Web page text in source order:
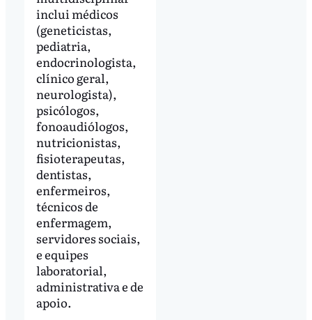
inclui médicos
(geneticistas,
pediatria,
endocrinologista,
clínico geral,
neurologista),
psicólogos,
fonoaudiólogos,
nutricionistas,
fisioterapeutas,
dentistas,
enfermeiros,
técnicos de
enfermagem,
servidores sociais,
e equipes
laboratorial,
administrativa e de
apoio.